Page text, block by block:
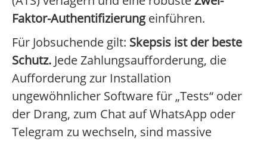
Faktor-Authentifizierungeinführen.
Für Jobsuchende gilt: Skepsis ist der beste
Schutz. Jede Zahlungsaufforderung, die
Aufforderung zur Installation
ungewöhnlicher Software für „Tests“ oder
der Drang, zum Chat auf WhatsApp oder
Telegram zu wechseln, sind massive